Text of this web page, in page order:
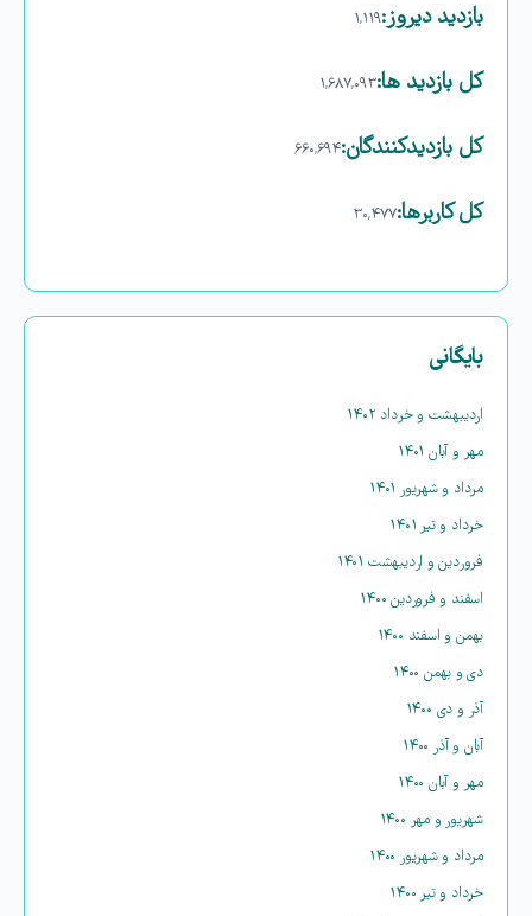
بازدید دیروز:۱,۱۱۹
کل بازدید ها:۱,۶۸۷,۰۹۳
کل بازدیدکنند‌گان:۶۶۰,۶۹۴
کل کاربرها:۳۰,۴۷۷
بایگانی
اردیبهشت و خرداد ۱۴۰۲
مهر و آبان ۱۴۰۱
مرداد و شهریور ۱۴۰۱
خرداد و تیر ۱۴۰۱
فروردین و اردیبهشت ۱۴۰۱
اسفند و فروردین ۱۴۰۰
بهمن و اسفند ۱۴۰۰
دی و بهمن ۱۴۰۰
آذر و دی ۱۴۰۰
آبان و آذر ۱۴۰۰
مهر و آبان ۱۴۰۰
شهریور و مهر ۱۴۰۰
مرداد و شهریور ۱۴۰۰
خرداد و تیر ۱۴۰۰